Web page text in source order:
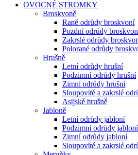
OVOCNÉ STROMKY
Broskvoně
Rané odrůdy broskvoní
Pozdní odrůdy
Zakrslé odrůdy
Polorané odrůdy
Hrušně
Letní odrůdy hrušní
Podzimní odrůdy hrušní
Zimní odrůdy hrušní
Sloupovité a zakrslé
Asijské hrušně
Jabloně
Letní odrůdy jabloní
Podzimní odrůdy jabloní
Zimní odrůdy jabloní
Sloupovité a zakrslé